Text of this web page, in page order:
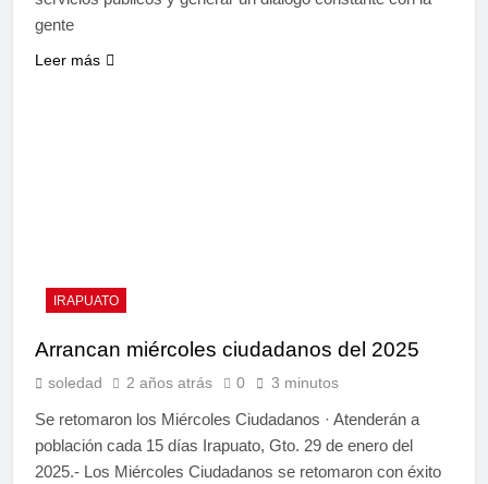
gente
Leer más
IRAPUATO
Arrancan miércoles ciudadanos del 2025
soledad 2 años atrás 0 3 minutos
Se retomaron los Miércoles Ciudadanos · Atenderán a
población cada 15 días Irapuato, Gto. 29 de enero del
2025.- Los Miércoles Ciudadanos se retomaron con éxito